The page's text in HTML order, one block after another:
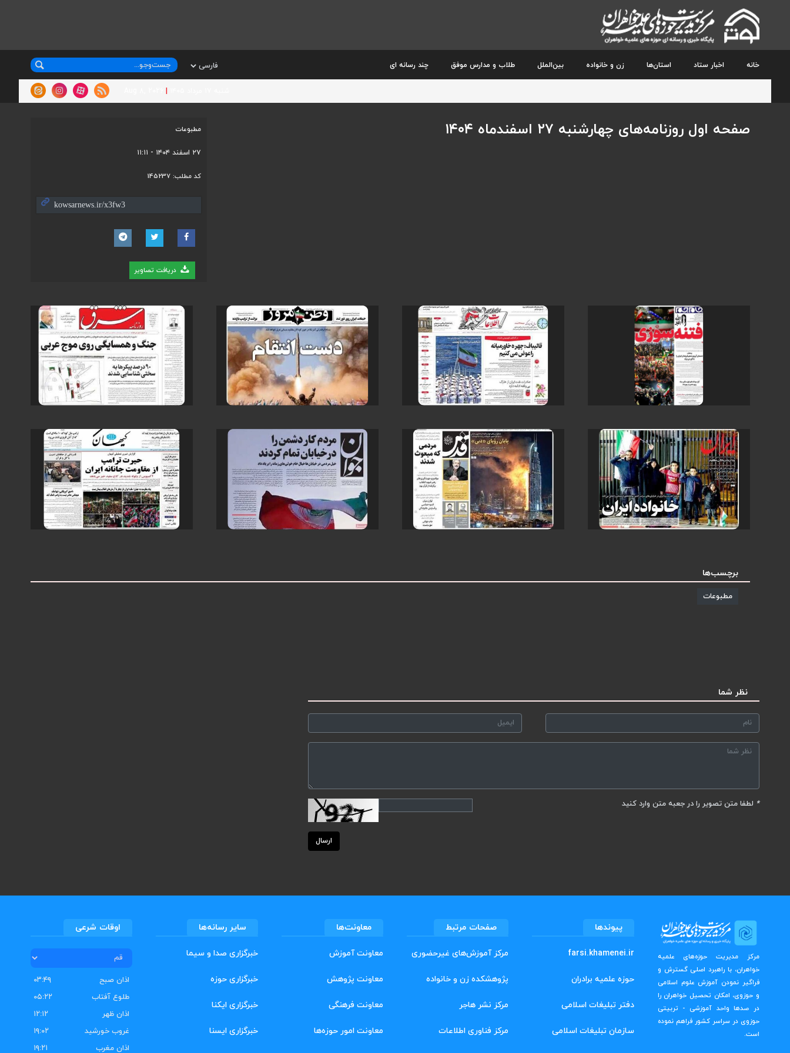
خانه اخبار ستاد استان‌ها زن و خانواده بین‌الملل طلاب و مدارس موفق چند رسانه ای
مطبوعات
۲۷ اسفند ۱۴۰۴ - ۱۱:۱۱
کد مطلب: 145237
دریافت تصاویر
صفحه اول روزنامه‌های چهارشنبه ۲۷ اسفندماه ۱۴۰۴
برچسب‌ها
مطبوعات
نظر شما
* لطفا متن تصویر را در جعبه متن وارد کنید
ارسال
مرکز مدیریت حوزه‌های علمیه
خواهران، با راهبرد اصلی گسترش و
فراگیر نمودن آموزش علوم اسلامی
و حوزوی، امکان تحصیل خواهران را
در صدها واحد آموزشی - تربیتی
حوزوی در سراسر کشور فراهم نموده
است.
پیوندها
farsi.khamenei.ir
حوزه علمیه برادران
دفتر تبلیغات اسلامی
سازمان تبلیغات اسلامی
صفحات مرتبط
مرکز آموزش‌های غیرحضوری
پژوهشکده زن و خانواده
مرکز نشر هاجر
مرکز فناوری اطلاعات
معاونت‌ها
معاونت آموزش
معاونت پژوهش
معاونت فرهنگی
معاونت امور حوزه‌ها
سایر رسانه‌ها
خبرگزاری صدا و سیما
خبرگزاری حوزه
خبرگزاری ایکنا
خبرگزاری ایسنا
اوقات شرعی
اذان صبح
۰۳:۴۹
طلوع آفتاب
۰۵:۲۲
اذان ظهر
۱۲:۱۲
غروب خورشید
۱۹:۰۲
اذان مغرب
۱۹:۲۱